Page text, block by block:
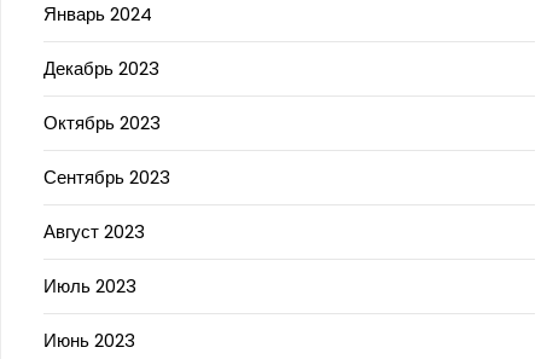
Январь 2024
Декабрь 2023
Октябрь 2023
Сентябрь 2023
Август 2023
Июль 2023
Июнь 2023